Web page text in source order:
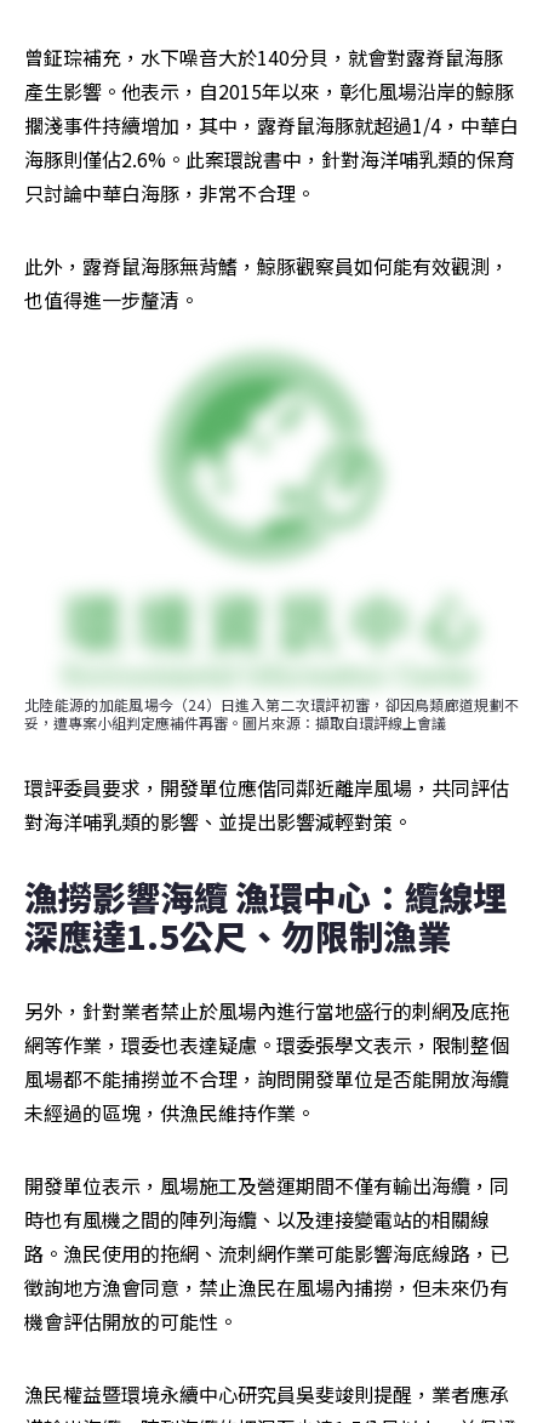
曾鉦琮補充，水下噪音大於140分貝，就會對露脊鼠海豚
產生影響。他表示，自2015年以來，彰化風場沿岸的鯨豚
擱淺事件持續增加，其中，露脊鼠海豚就超過1/4，中華白
海豚則僅佔2.6%。此案環說書中，針對海洋哺乳類的保育
只討論中華白海豚，非常不合理。
此外，露脊鼠海豚無背鰭，鯨豚觀察員如何能有效觀測，
也值得進一步釐清。
北陸能源的加能風場今（24）日進入第二次環評初審，卻因鳥類廊道規劃不
妥，遭專案小組判定應補件再審。圖片來源：擷取自環評線上會議
環評委員要求，開發單位應偕同鄰近離岸風場，共同評估
對海洋哺乳類的影響、並提出影響減輕對策。
漁撈影響海纜 漁環中心：纜線埋
深應達1.5公尺、勿限制漁業
另外，針對業者禁止於風場內進行當地盛行的刺網及底拖
網等作業，環委也表達疑慮。環委張學文表示，限制整個
風場都不能捕撈並不合理，詢問開發單位是否能開放海纜
未經過的區塊，供漁民維持作業。
開發單位表示，風場施工及營運期間不僅有輸出海纜，同
時也有風機之間的陣列海纜、以及連接變電站的相關線
路。漁民使用的拖網、流刺網作業可能影響海底線路，已
徵詢地方漁會同意，禁止漁民在風場內捕撈，但未來仍有
機會評估開放的可能性。
漁民權益暨環境永續中心研究員吳斐竣則提醒，業者應承